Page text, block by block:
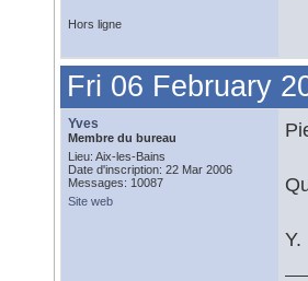
Hors ligne
Fri 06 February
Yves
Membre du bureau
Lieu: Aix-les-Bains
Date d'inscription: 22 Mar 2006
Messages: 10087
Site web
Y.